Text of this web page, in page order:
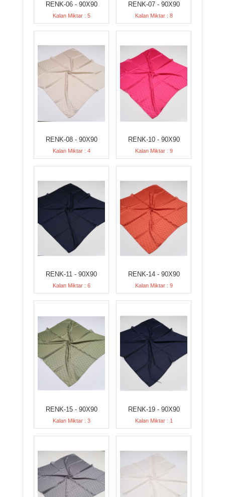
RENK-06 - 90X90
Kalan Miktar : 5
RENK-07 - 90X90
Kalan Miktar : 8
RENK-08 - 90X90
Kalan Miktar : 4
RENK-10 - 90X90
Kalan Miktar : 9
RENK-11 - 90X90
Kalan Miktar : 6
RENK-14 - 90X90
Kalan Miktar : 9
RENK-15 - 90X90
Kalan Miktar : 3
RENK-19 - 90X90
Kalan Miktar : 1